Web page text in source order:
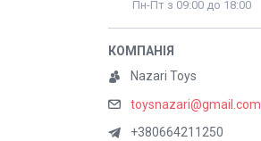
Пн-Пт з 09:00 до 18:00
Nazari Toys
toysnazari@gmail.com
+380664211250